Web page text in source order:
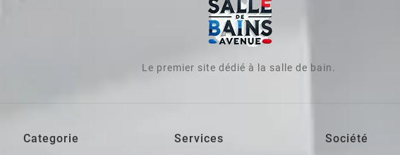
Le premier site dédié à la salle de bain.
Categorie Services Société